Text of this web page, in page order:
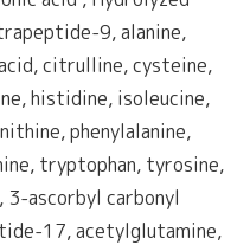
9, alanine,
citrulline, cysteine,
histidine, isoleucine,
phenylalanine,
tryptophan, tyrosine,
ascorbyl carbonyl
17, acetylglutamine,